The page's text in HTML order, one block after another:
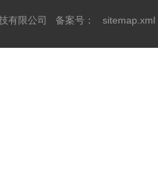
有限公司 备案号： sitemap.xml